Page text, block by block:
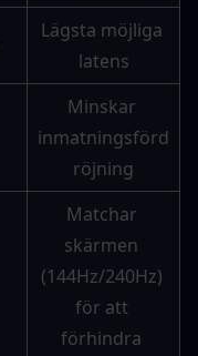
Lägsta möjliga
latens
Minskar
inmatningsförd
röjning
Matchar
skärmen
(144Hz/240Hz)
för att
förhindra